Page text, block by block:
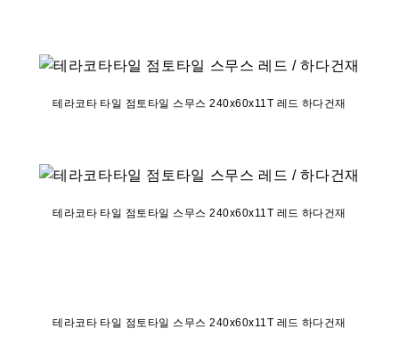
테라코타 타일 점토타일 스무스 240x60x11T 레드 하다건재
테라코타 타일 점토타일 스무스 240x60x11T 레드 하다건재
테라코타 타일 점토타일 스무스 240x60x11T 레드 하다건재